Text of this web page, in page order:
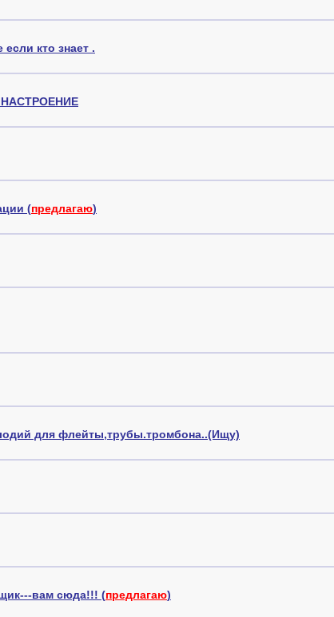
кто знает .
НАСТРОЕНИЕ
(предлагаю)
для флейты,трубы.тромбона..(Ищу)
вам сюда!!! (предлагаю)